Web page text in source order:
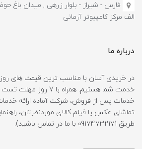
الف مرکز کامپیوتر آرمانی
درباره ما
در خریدی آسان با مناسب ترین قیمت های روز
خدمت شما هستیم. همراه با
خدمات پس از فروش، شرکت آماده ارائه
تماشای عکس یا فیلم کالای موردنظرتان،
طریق 09174732171 با ما در تماس باشید).